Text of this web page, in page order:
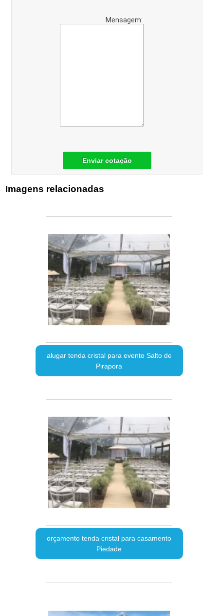
Mensagem:
Enviar cotação
Imagens relacionadas
alugar tenda cristal para evento Salto de
Pirapora
orçamento tenda cristal para casamento
Piedade